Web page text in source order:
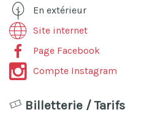
En extérieur
Site internet
Page Facebook
Compte Instagram
Billetterie / Tarifs